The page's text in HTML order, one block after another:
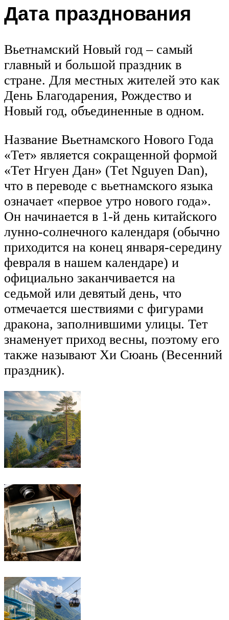
Дата празднования
Вьетнамский Новый год – самый
главный и большой праздник в
стране. Для местных жителей это как
День Благодарения, Рождество и
Новый год, объединенные в одном.
Название Вьетнамского Нового Года
«Тет» является сокращенной формой
«Тет Нгуен Дан» (Tеt Nguyеn Dаn),
что в переводе с вьетнамского языка
означает «первое утро нового года».
Он начинается в 1-й день китайского
лунно-солнечного календаря (обычно
приходится на конец января-середину
февраля в нашем календаре) и
официально заканчивается на
седьмой или девятый день, что
отмечается шествиями с фигурами
дракона, заполнившими улицы. Тет
знаменует приход весны, поэтому его
также называют Хи Сюань (Весенний
праздник).